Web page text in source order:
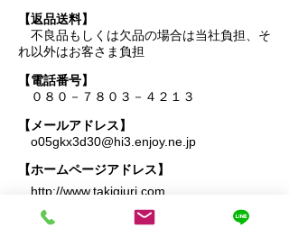
【返品送料】
不良品もしくは欠品の場合は当社負担、そ
れ以外はお客さま負担
【電話番号】
０８０－７８０３－４２１３
【メールアドレス】
o05gkx3d30@hi3.enjoy.ne.jp
【ホームページアドレス】
http://www.takigiuri.com